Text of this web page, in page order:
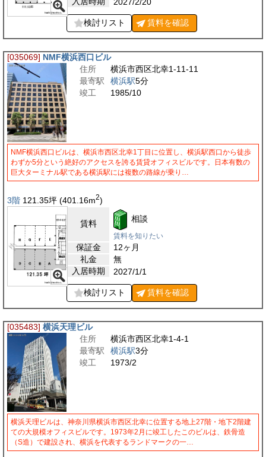
検討リスト 賃料を確認
[035069] NMF横浜西口ビル
住所
横浜市西区北幸1-11-11
最寄駅
横浜駅5分
竣工
1985/10
NMF横浜西口ビルは、横浜市西区北幸1丁目に位置し、横浜駅西口から徒歩
わずか5分という絶好のアクセスを誇る賃貸オフィスビルです。日本有数の
巨大ターミナル駅である横浜駅には複数の路線が乗り…
3階 121.35坪 (401.16m2)
賃料 相談
賃料を知りたい
保証金
12ヶ月
礼金
無
入居時期
2027/1/1
検討リスト 賃料を確認
[035483] 横浜天理ビル
住所
横浜市西区北幸1-4-1
最寄駅
横浜駅3分
竣工
1973/2
横浜天理ビルは、神奈川県横浜市西区北幸に位置する地上27階・地下2階建
ての大規模オフィスビルです。1973年2月に竣工したこのビルは、鉄骨造
（S造）で建設され、横浜を代表するランドマークの一…